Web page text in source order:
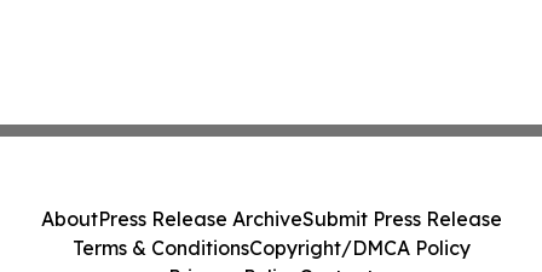
AboutPress Release ArchiveSubmit Press Release
Terms & ConditionsCopyright/DMCA Policy